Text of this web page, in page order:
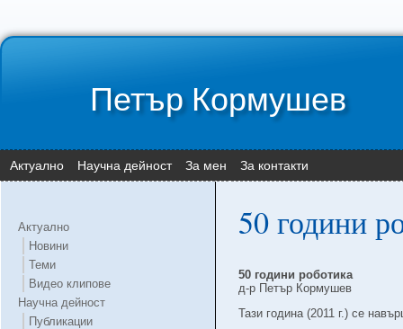
Петър Кормушев
Актуално Научна дейност За мен За контакти
Актуално
Новини
Теми
Видео клипове
Научна дейност
Публикации
50 години
50 години роботика
д-р Петър Кормушев
Тази година (2011 г.) се